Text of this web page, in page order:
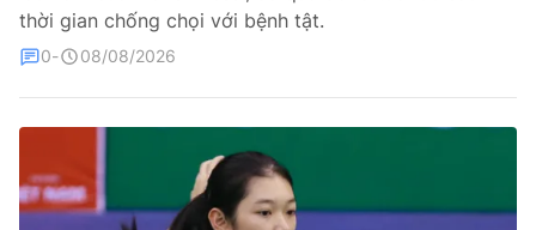
Giấy phép hoạt động báo in và báo điện tử số 483/GP-BTTTT
cấp ngày 29/12/2023
Tổng đài VTV:
024.38 355 931 - 024.38 355 932
Ðiện thoại Thời báo VTV:024.66 897 897
thời gian chống chọi với bệnh tật.
0 08/08/2026